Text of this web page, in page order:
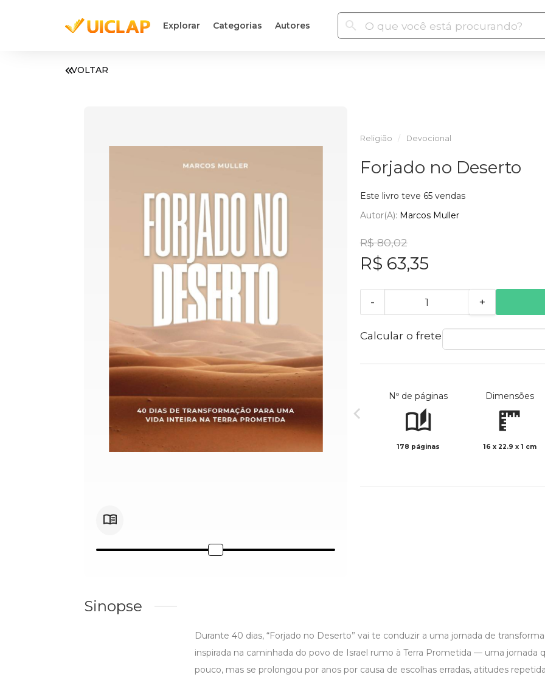
Explorar Categorias Autores
VOLTAR
Religião Devocional
Forjado no Deserto
Este livro teve 65 vendas
Autor(a): Marcos Muller
R$ 80,02
R$ 63,35
- +
Calcular o frete
Nº de páginas
178 páginas
Dimensões
16 x 22.9 x 1 cm
Sinopse
Durante 40 dias, “Forjado no Deserto” vai te conduzir a uma jornada de
inspirada na caminhada do povo de Israel rumo à Terra Prometida — uma jornada
pouco, mas se prolongou por anos por causa de escolhas erradas, atitudes